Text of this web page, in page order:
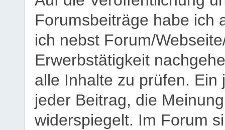
Forumsbeiträge habe ich
ich nebst Forum/
Erwerbstätigkeit
alle Inhalte zu prüfen.
jeder Beitrag, die
widerspiegelt. Im Forum